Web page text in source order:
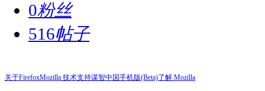
0粉丝
516帖子
关于FirefoxMozilla 技术支持谋智中国手机版(Beta)了解 Mozilla